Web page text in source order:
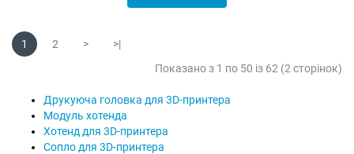
1 2 >
>|
Показано з 1 по 50 із 62 (2 сторінок)
Друкуюча головка для 3D-принтера
Модуль хотенда
Хотенд для 3D-принтера
Сопло для 3D-принтера